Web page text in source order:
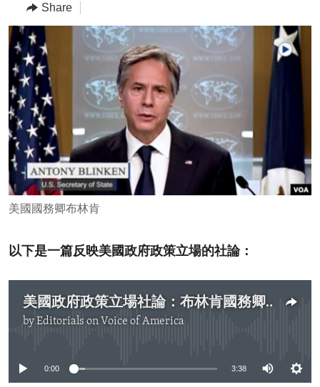
Navigation
Skip
to
Search
AFRICA
AMERICAS
ASIA
EUROPE
MIDDLE EAST
TOPICS
HUMAN RIGHTS
SECURITY AND DEFENSE
AID AND DEVELOPMENT
DEMOCRACY AND GOVERNANCE
ECONOMY AND TRADE
ENVIRONMENT AND HEALTH
IDEALS AND INSTITUTIONS
ARCHIVE
ABOUT US
FOLLOW US
Share
美國國務卿布林肯
以下是一篇反映美國政府政策立場的社論：
美國政府政策立場社論：布林肯國務卿闡述美國對中國的政策
byEditorials on Voice of America
0:00 3:38